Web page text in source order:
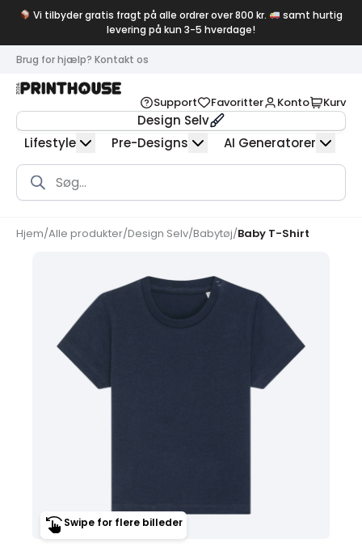
Vi tilbyder gratis fragt på alle ordrer over 800 kr.
samt hurtig
levering på kun 3-5 hverdage!
Brug for hjælp? Kontakt os
Support Favoritter Konto Kurv
Design Selv
Lifestyle
Pre-Designs AI Generatorer
Products
search
Hjem/Alle produkter/Design Selv/Babytøj/Baby T-Shirt
Swipe for flere billeder